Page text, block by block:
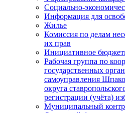
Социально-
Информация для
Жилье
Комиссия по делам
их прав
Инициативное
Рабочая группа по
государственных
самоуправления
округа
регистрации (учёта)
Муниципальный